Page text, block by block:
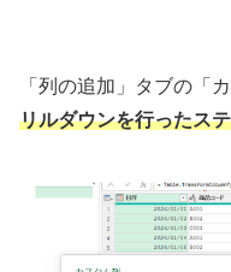
「列の追加」タブの「
リルダウンを行ったス